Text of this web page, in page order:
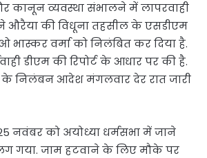
कानून व्यवस्था संभालने में लापरवाही
औरैया की विधूना तहसील के एसडीएम
भास्कर वर्मा को निलंबित कर दिया है.
डीएम की रिपोर्ट के आधार पर की है.
निलंबन आदेश मंगलवार देर रात जारी
नवंबर को अयोध्या धर्मसभा में जाने
गया. जाम हटवाने के लिए मौके पर